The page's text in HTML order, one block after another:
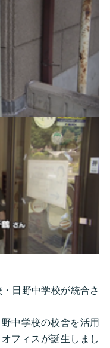
日野中学校が統合さ
中学校の校舎を活用
フィスが誕生しまし